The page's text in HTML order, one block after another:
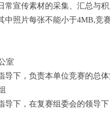
常宣传素材的采集、汇总与
中照片每张不能小于4MB,竞
室
导下，负责本单位竞赛的总
导下，在复赛组委会的领导